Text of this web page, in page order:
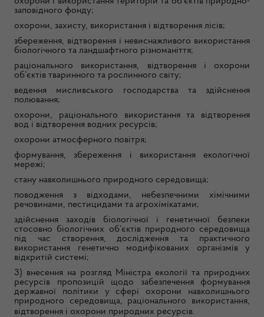
заповідного фонду;
охорони, захисту, використання і відтворення лісів;
збереження, відтворення і невиснажливого використання
біологічного та ландшафтного різноманіття;
раціонального використання, відтворення і охорони
об’єктів тваринного та рослинного світу;
ведення мисливського господарства та здійснення
полювання;
охорони, раціонального використання та відтворення
вод і відтворення водних ресурсів;
охорони атмосферного повітря;
формування, збереження і використання екологічної
мережі;
стану навколишнього природного середовища;
поводження з відходами, небезпечними хімічними
речовинами, пестицидами та агрохімікатами;
здійснення заходів біологічної і генетичної безпеки
стосовно біологічних об’єктів природного середовища
під час створення, дослідження та практичного
використання генетично модифікованих організмів у
відкритій системі;
3) внесення на розгляд Міністра екології та природних
ресурсів пропозицій щодо забезпечення формування
державної політики у сфері охорони навколишнього
природного середовища, раціонального використання,
відтворення і охорони природних ресурсів.